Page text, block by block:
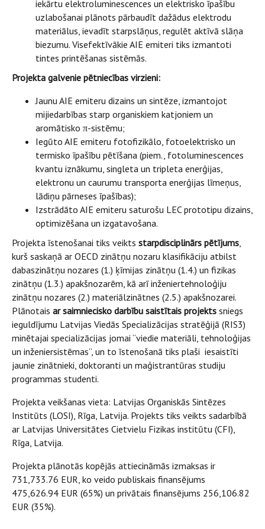
iekārtu elektroluminescences un elektrisko īpašību
uzlabošanai plānots pārbaudīt dažādus elektrodu
materiālus, ievadīt starpslāņus, regulēt aktīvā slāņa
biezumu. Visefektīvākie AIE emiteri tiks izmantoti
tintes printēšanas sistēmās.
Projekta galvenie pētniecības virzieni:
Jaunu AIE emiteru dizains un sintēze, izmantojot
mijiedarbības starp organiskiem katjoniem un
aromātisko π-sistēmu;
Iegūto AIE emiteru fotofizikālo, fotoelektrisko un
termisko īpašību pētīšana (piem., fotoluminescences
kvantu iznākumu, singleta un tripleta enerģijas,
elektronu un caurumu transporta enerģijas līmeņus,
lādiņu pārneses īpašības);
Izstrādāto AIE emiteru saturošu LEC prototipu dizains,
optimizēšana un izgatavošana.
Projekta īstenošanai tiks veikts starpdisciplinārs pētījums,
kurš saskaņā ar OECD zinātņu nozaru klasifikāciju atbilst
dabaszinātņu nozares (1.) ķīmijas zinātņu (1.4.) un fizikas
zinātņu (1.3.) apakšnozarēm, kā arī inženiertehnoloģiju
zinātņu nozares (2.) materiālzinātnes (2.5.) apakšnozarei.
Plānotais ar saimniecisko darbību saistītais projekts sniegs
ieguldījumu Latvijas Viedās Specializācijas stratēģijā (RIS3)
minētajai specializācijas jomai “viedie materiāli, tehnoloģijas
un inženiersistēmas”, un to īstenošanā tiks plaši iesaistīti
jaunie zinātnieki, doktoranti un maģistrantūras studiju
programmas studenti.
Projekta veikšanas vieta: Latvijas Organiskās Sintēzes
Institūts (LOSI), Rīga, Latvija. Projekts tiks veikts sadarbībā
ar Latvijas Universitātes Cietvielu Fizikas institūtu (CFI),
Rīga, Latvija.
Projekta plānotās kopējās attiecināmās izmaksas ir
731,733.76 EUR, ko veido publiskais finansējums
475,626.94 EUR (65%) un privātais finansējums 256,106.82
EUR (35%).